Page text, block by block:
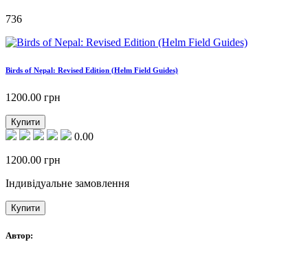
736
Birds of Nepal: Revised Edition (Helm Field Guides)
1200.00 грн
Купити
0.00
1200.00 грн
Індивідуальне замовлення
Купити
Автор: